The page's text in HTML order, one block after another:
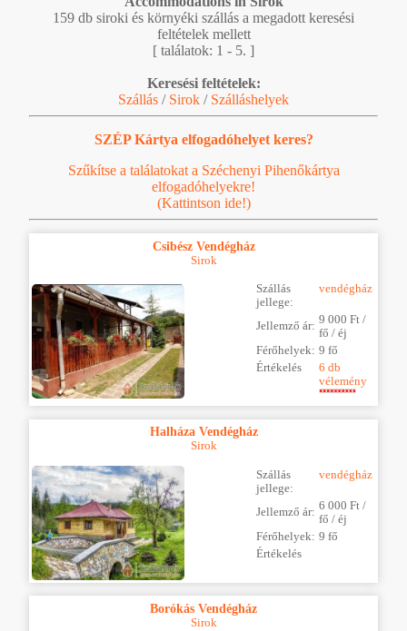
159 db siroki és környéki szállás a megadott keresési
feltételek mellett
[ találatok: 1 - 5. ]
Keresési feltételek:
Szállás / Sirok / Szálláshelyek
SZÉP Kártya elfogadóhelyet keres?
Szűkítse a találatokat a Széchenyi Pihenőkártya
elfogadóhelyekre!
(Kattintson ide!)
Csibész Vendégház
Sirok
Szállás
jellege:
vendégház
Jellemző ár: 9 000 Ft /
fő / éj
Férőhelyek: 9 fő
Értékelés
6 db
vélemény
Halháza Vendégház
Sirok
Szállás
jellege:
vendégház
Jellemző ár: 6 000 Ft /
fő / éj
Férőhelyek: 9 fő
Értékelés
Borókás Vendégház
Sirok